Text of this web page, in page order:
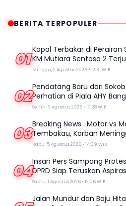
BERITA TERPOPULER
01 Kapal Terbakar di
KM Mutiara Sentosa 2
Minggu, 2 Agustus 2026 • 12:31 WIB
02Pendatang Baru dari
Perhatian di Piala AHY
Juara 1 Galatama
Senin, 3 Agustus 2026 • 10:28 WIB
03Breaking News : Motor vs
Tembakau, Korban
Rabu, 5 Agustus 2026 • 14:39 WIB
04Insan Pers Sampang
DPRD Siap Teruskan
Sabtu, 1 Agustus 2026 • 12:06 WIB
Jalan Mundur dan Baju